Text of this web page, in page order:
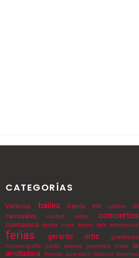
CATEGORÍAS
Veracruz bailes banda ms calibre 50
carnavales ciudad valles conciertos
cuernavaca doctor mora domo care emmanuel
ferias gerardo ortiz
guadalupe
huimanguillo
julion alvarez juventino rosas
la
arrolladora
merida queretaro tabasco tecamac